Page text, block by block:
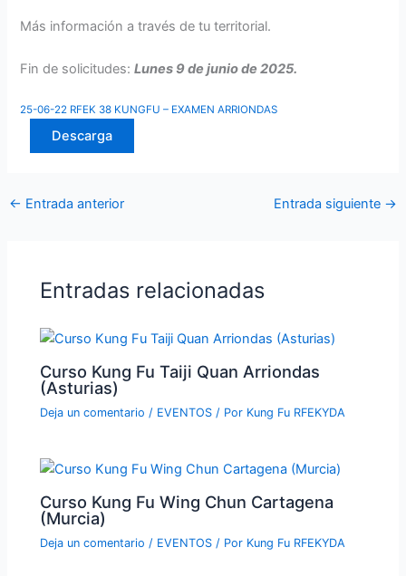
Más información a través de tu territorial.
Fin de solicitudes:Lunes 9 de junio de 2025.
25-06-22 RFEK 38 KUNGFU – EXAMEN ARRIONDAS
Descarga
← Entrada anterior Entrada siguiente →
Entradas relacionadas
Curso Kung Fu Taiji Quan Arriondas
(Asturias)
Deja un comentario / EVENTOS / Por Kung Fu RFEKYDA
Curso Kung Fu Wing Chun Cartagena
(Murcia)
Deja un comentario / EVENTOS / Por Kung Fu RFEKYDA